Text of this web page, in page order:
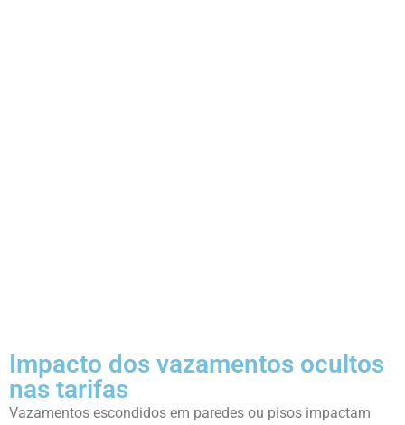
Impacto dos vazamentos ocultos
nas tarifas
Vazamentos escondidos em paredes ou pisos impactam